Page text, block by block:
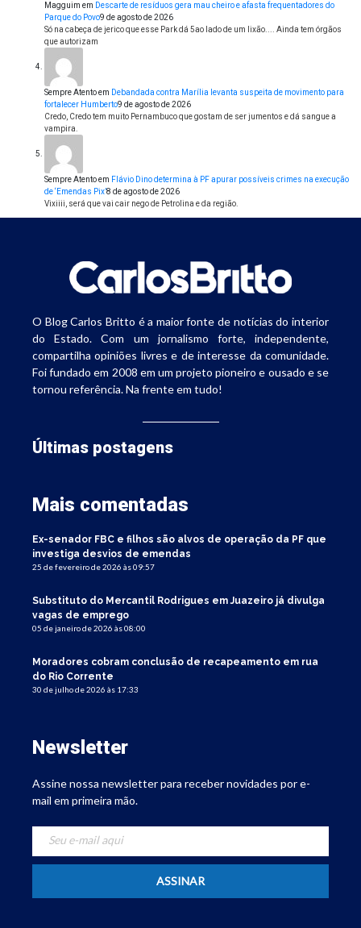
Magguim em Descarte de resíduos gera mau cheiro e afasta frequentadores do
Parque do Povo9 de agosto de 2026
Só na cabeça de jerico que esse Park dá 5ao lado de um lixão.... Ainda tem órgãos
que autorizam
Sempre Atentoem Debandada contra Marília levanta suspeita de movimento para
fortalecer Humberto9 de agosto de 2026
Credo, Credo tem muito Pernambuco que gostam de ser jumentos e dá sangue a
vampira.
Sempre Atentoem Flávio Dino determina à PF apurar possíveis crimes na execução
de ‘Emendas Pix’8 de agosto de 2026
Vixiiii, será que vai cair nego de Petrolina e da região.
O Blog Carlos Britto é a maior fonte de notícias do interior
do Estado. Com um jornalismo forte, independente,
compartilha opiniões livres e de interesse da comunidade.
Foi fundado em 2008 em um projeto pioneiro e ousado e se
tornou referência. Na frente em tudo!
Últimas postagens
Mais comentadas
Ex-senador FBC e filhos são alvos de operação da PF que
investiga desvios de emendas
25 de fevereiro de 2026 às 09:57
Substituto do Mercantil Rodrigues em Juazeiro já divulga
vagas de emprego
05 de janeiro de 2026 às 08:00
Moradores cobram conclusão de recapeamento em rua
do Rio Corrente
30 de julho de 2026 às 17:33
Newsletter
Assine nossa newsletter para receber novidades por e-
mail em primeira mão.